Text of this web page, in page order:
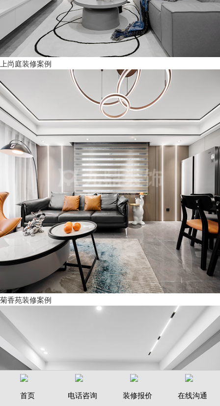
上尚庭装修案例
菊香苑装修案例
首页 电话咨询 装修报价 在线沟通